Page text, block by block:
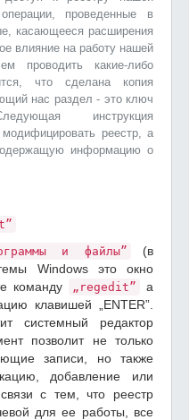
проведенные в
касающееся расширения
влияние на работу нашей
проводить какие-либо
что сделана копия
нас раздел - это ключ
инструкция
реестр, а
информацию о
и файлы”
(в
Windows это окно
команду „regedit”
а
клавишей „ENTER”.
системный редактор
позволит не только
записи, но также
добавление или
с тем, что реестр
для ее работы, все